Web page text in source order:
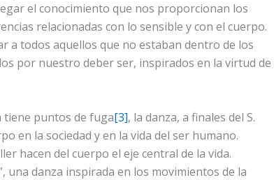
el conocimiento que nos proporcionan los
relacionadas con lo sensible y con el cuerpo.
a todos aquellos que no estaban dentro de los
por nuestro deber ser, inspirados en la virtud de
tiene puntos de fuga[3], la danza, a finales del S.
en la sociedad y en la vida del ser humano.
hacen del cuerpo el eje central de la vida.
una danza inspirada en los movimientos de la